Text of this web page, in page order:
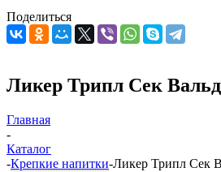
Поделиться
Ликер Трипл Сек
Главная
-
Каталог
-Крепкие напитки-Ликер Трипл Сек